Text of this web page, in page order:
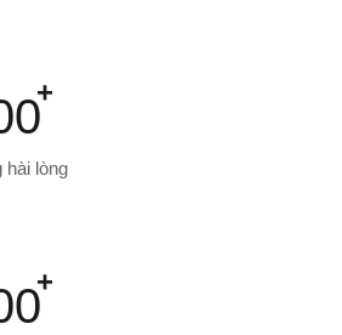
hài lòng